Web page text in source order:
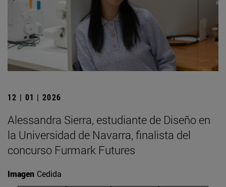
12 | 01 | 2026
Alessandra Sierra, estudiante de Diseño en
la Universidad de Navarra, finalista del
concurso Furmark Futures
Imagen Cedida